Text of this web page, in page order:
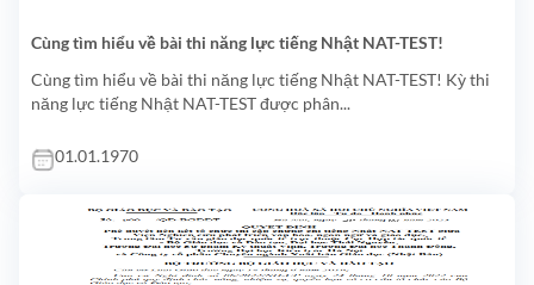
Cùng tìm hiểu về bài thi năng lực tiếng Nhật NAT-TEST!
Cùng tìm hiểu về bài thi năng lực tiếng Nhật NAT-TEST! Kỳ thi
năng lực tiếng Nhật NAT-TEST được phân...
01.01.1970